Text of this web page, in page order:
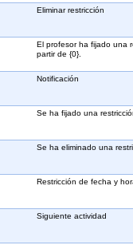
Eliminar restricción
El profesor ha fijado una
partir de {0}.
Notificación
Se ha fijado una
Se ha eliminado una
Restricción de fecha y
Siguiente actividad